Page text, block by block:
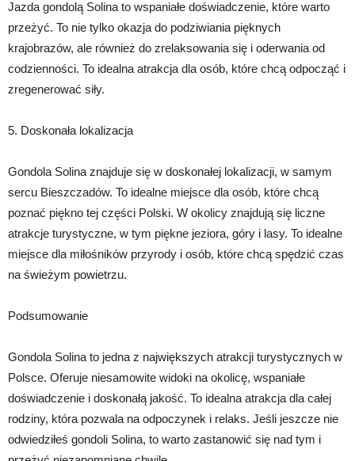
Jazda gondolą Solina to wspaniałe doświadczenie, które warto
przeżyć. To nie tylko okazja do podziwiania pięknych
krajobrazów, ale również do zrelaksowania się i oderwania od
codzienności. To idealna atrakcja dla osób, które chcą odpocząć i
zregenerować siły.
5. Doskonała lokalizacja
Gondola Solina znajduje się w doskonałej lokalizacji, w samym
sercu Bieszczadów. To idealne miejsce dla osób, które chcą
poznać piękno tej części Polski. W okolicy znajdują się liczne
atrakcje turystyczne, w tym piękne jeziora, góry i lasy. To idealne
miejsce dla miłośników przyrody i osób, które chcą spędzić czas
na świeżym powietrzu.
Podsumowanie
Gondola Solina to jedna z największych atrakcji turystycznych w
Polsce. Oferuje niesamowite widoki na okolicę, wspaniałe
doświadczenie i doskonałą jakość. To idealna atrakcja dla całej
rodziny, która pozwala na odpoczynek i relaks. Jeśli jeszcze nie
odwiedziłeś gondoli Solina, to warto zastanowić się nad tym i